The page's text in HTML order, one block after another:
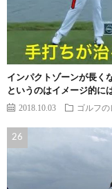
インパクトゾーンが長く
というのはイメージ的に
2018.10.03 ゴルフ